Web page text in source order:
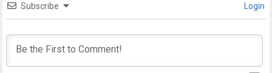
Subscribe Login